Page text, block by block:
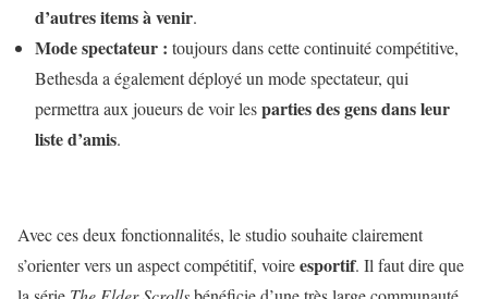
d’autres items à venir.
Mode spectateur : toujours dans cette continuité compétitive,
Bethesda a également déployé un mode spectateur, qui
permettra aux joueurs de voir lesparties des gens dans leur
liste d’amis.
Avec ces deux fonctionnalités, le studio souhaite clairement
s’orienter vers un aspect compétitif, voireesportif. Il faut dire que